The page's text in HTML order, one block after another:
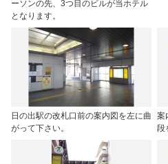
ーソンの先、3つ目のビルが当ホテル
となります。
日の出駅の改札口前の案内図を左に曲
がって下さい。
案
段